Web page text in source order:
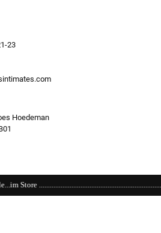
23
Hoedeman